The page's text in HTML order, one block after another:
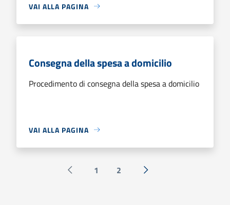
VAI ALLA PAGINA
Consegna della spesa a domicilio
Procedimento di consegna della spesa a domicilio
VAI ALLA PAGINA
Pagina precedente
1 2 Successiva »